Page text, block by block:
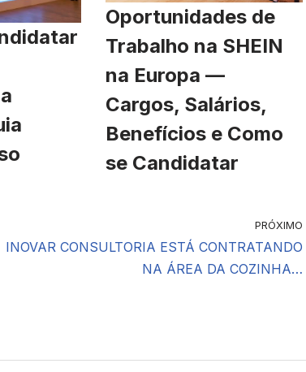
Oportunidades de
Trabalho na SHEIN
na Europa —
Cargos, Salários,
Benefícios e Como
se Candidatar
PRÓXIMO
INOVAR CONSULTORIA ESTÁ CONTRATANDO
NA ÁREA DA COZINHA…